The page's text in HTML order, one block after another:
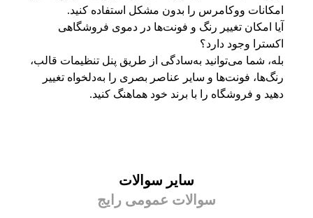
امکانات ووکامرس را بدون مشکل استفاده کنید.
آیا امکان تغییر رنگ و فونت‌ها در دموی فروشگاهی
اکسترا وجود دارد؟
بله، شما می‌توانید به‌سادگی از طریق پنل تنظیمات قالب،
رنگ‌ها، فونت‌ها و سایر عناصر بصری را به‌دلخواه تغییر
دهید و فروشگاه را با برند خود هماهنگ کنید.
سایر سوالات
سوالات عمومی رایج